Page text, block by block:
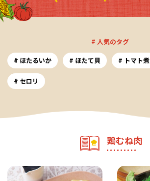
# 人気のタグ
ほたるいか
ほたて貝 トマト煮
セロリ
鶏むね肉